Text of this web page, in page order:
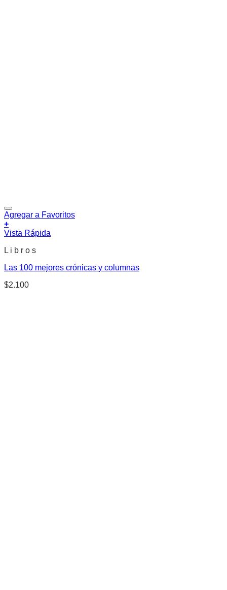
Agregar a Favoritos
+
Vista Rápida
L i b r o s
Las 100 mejores crónicas y columnas
$2.100